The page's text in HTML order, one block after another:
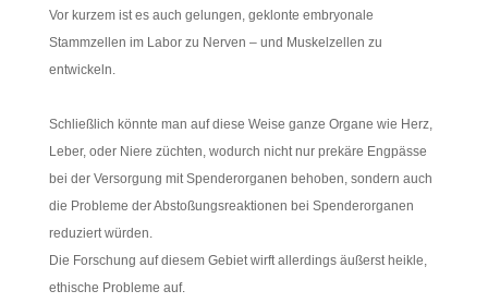
Vor kurzem ist es auch gelungen, geklonte embryonale
Stammzellen im Labor zu Nerven – und Muskelzellen zu
entwickeln.
Schließlich könnte man auf diese Weise ganze Organe wie Herz,
Leber, oder Niere züchten, wodurch nicht nur prekäre Engpässe
bei der Versorgung mit Spenderorganen behoben, sondern auch
die Probleme der Abstoßungsreaktionen bei Spenderorganen
reduziert würden.
Die Forschung auf diesem Gebiet wirft allerdings äußerst heikle,
ethische Probleme auf.